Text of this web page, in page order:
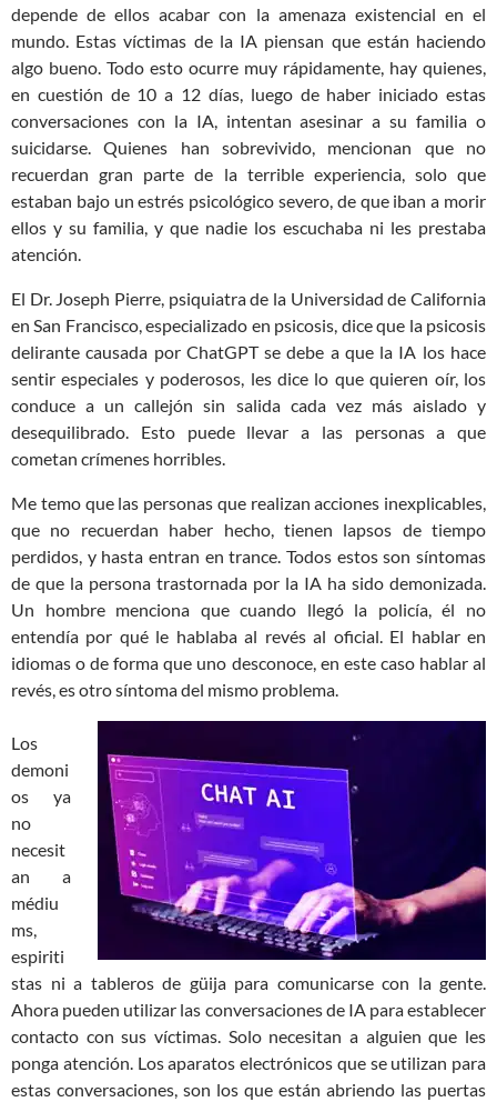
depende de ellos acabar con la amenaza existencial en el
mundo. Estas víctimas de la IA piensan que están haciendo
algo bueno. Todo esto ocurre muy rápidamente, hay quienes,
en cuestión de 10 a 12 días, luego de haber iniciado estas
conversaciones con la IA, intentan asesinar a su familia o
suicidarse. Quienes han sobrevivido, mencionan que no
recuerdan gran parte de la terrible experiencia, solo que
estaban bajo un estrés psicológico severo, de que iban a morir
ellos y su familia, y que nadie los escuchaba ni les prestaba
atención.
El Dr. Joseph Pierre, psiquiatra de la Universidad de California
en San Francisco, especializado en psicosis, dice que la psicosis
delirante causada por ChatGPT se debe a que la IA los hace
sentir especiales y poderosos, les dice lo que quieren oír, los
conduce a un callejón sin salida cada vez más aislado y
desequilibrado. Esto puede llevar a las personas a que
cometan crímenes horribles.
Me temo que las personas que realizan acciones inexplicables,
que no recuerdan haber hecho, tienen lapsos de tiempo
perdidos, y hasta entran en trance. Todos estos son síntomas
de que la persona trastornada por la IA ha sido demonizada.
Un hombre menciona que cuando llegó la policía, él no
entendía por qué le hablaba al revés al oficial. El hablar en
idiomas o de forma que uno desconoce, en este caso hablar al
revés, es otro síntoma del mismo problema.
Los
demoni
os ya
no
necesit
an a
médiu
ms,
espiriti
stas ni a tableros de güija para comunicarse con la gente.
Ahora pueden utilizar las conversaciones de IA para establecer
contacto con sus víctimas. Solo necesitan a alguien que les
ponga atención. Los aparatos electrónicos que se utilizan para
estas conversaciones, son los que están abriendo las puertas